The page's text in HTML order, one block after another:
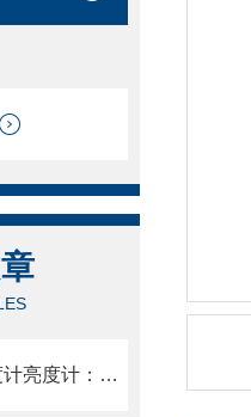
TOPCON光源照度计辉度计亮度计：光环境测量的精密